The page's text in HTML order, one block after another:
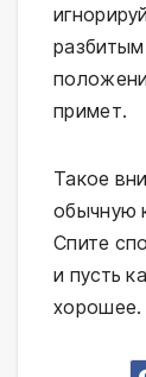
примет.
Такое
обычную
Спите
и пусть
хорошее.